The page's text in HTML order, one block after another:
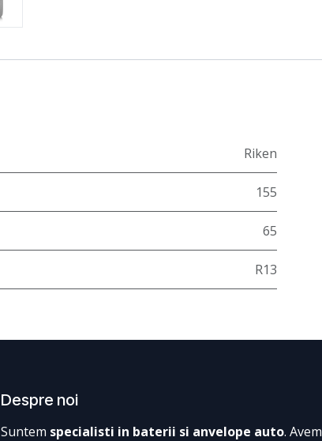
Riken
155
65
R13
Despre noi
Suntem specialisti in baterii si anvelope auto. Avem